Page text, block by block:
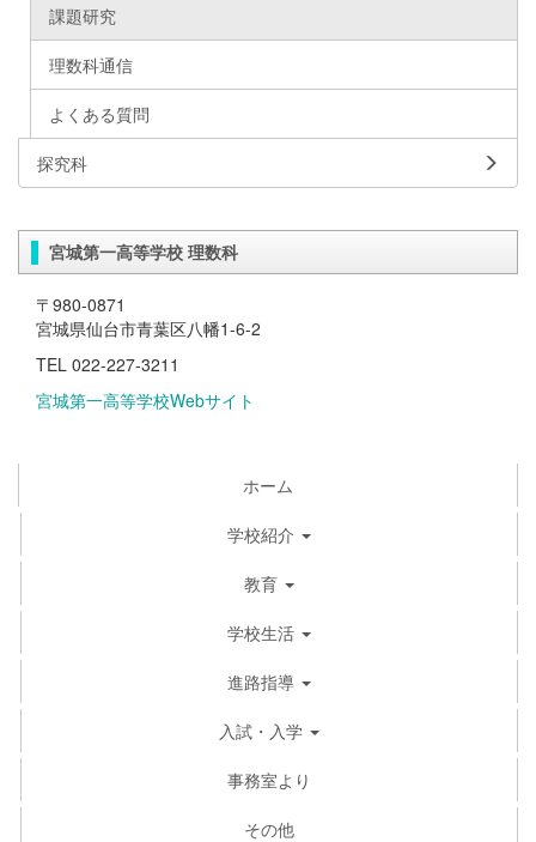
課題研究
理数科通信
よくある質問
探究科
宮城第一高等学校 理数科
〒980-0871
宮城県仙台市青葉区八幡1-6-2
TEL 022-227-3211
宮城第一高等学校Webサイト
ホーム
学校紹介
教育
学校生活
進路指導
入試・入学
事務室より
その他